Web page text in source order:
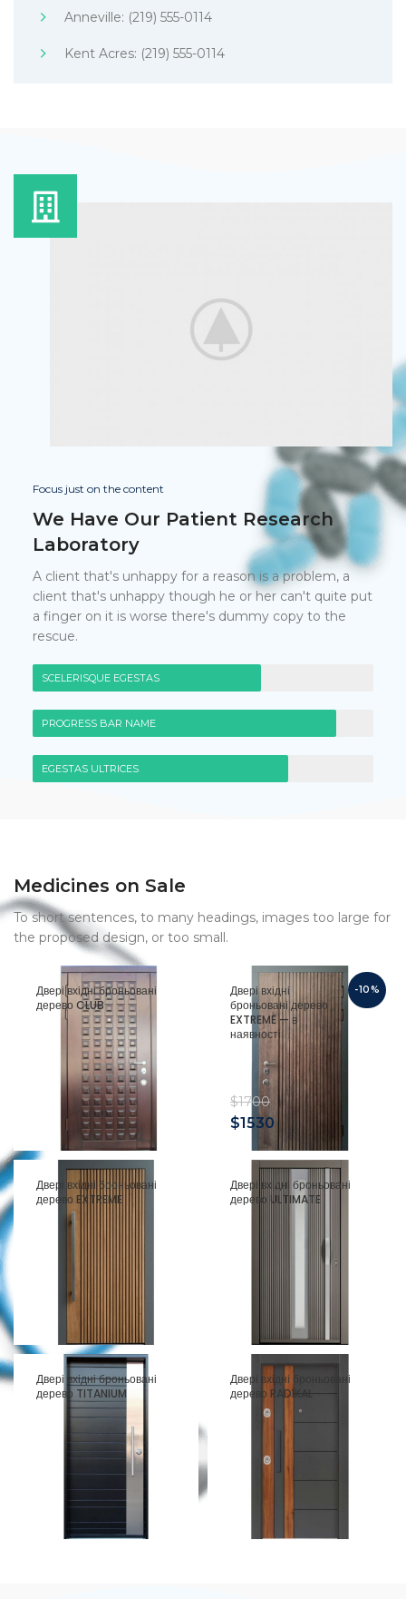
Anneville: (219) 555-0114
Kent Acres: (219) 555-0114
Focus just on the content
We Have Our Patient Research
Laboratory
A client that's unhappy for a reason is a problem, a
client that's unhappy though he or her can't quite put
a finger on it is worse there's dummy copy to the
rescue.
SCELERISQUE EGESTAS
PROGRESS BAR NAME
EGESTAS ULTRICES
Medicines on Sale
To short sentences, to many headings, images too large for
the proposed design, or too small.
Двері вхідні броньовані
дерево CLUB
-10%
Двері вхідні
броньовані дерево
EXTREME — в
наявності
$1700
$1530
Двері вхідні броньовані
дерево EXTREME
Двері вхідні броньовані
дерево ULTIMATE
Двері вхідні броньовані
дерево TITANIUM
Двері вхідні броньовані
дерево RADIKAL